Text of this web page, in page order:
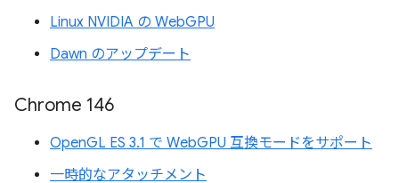
Linux NVIDIA の WebGPU
Dawn のアップデート
Chrome 146
OpenGL ES 3.1 で WebGPU 互換モードをサポート
一時的なアタッチメント